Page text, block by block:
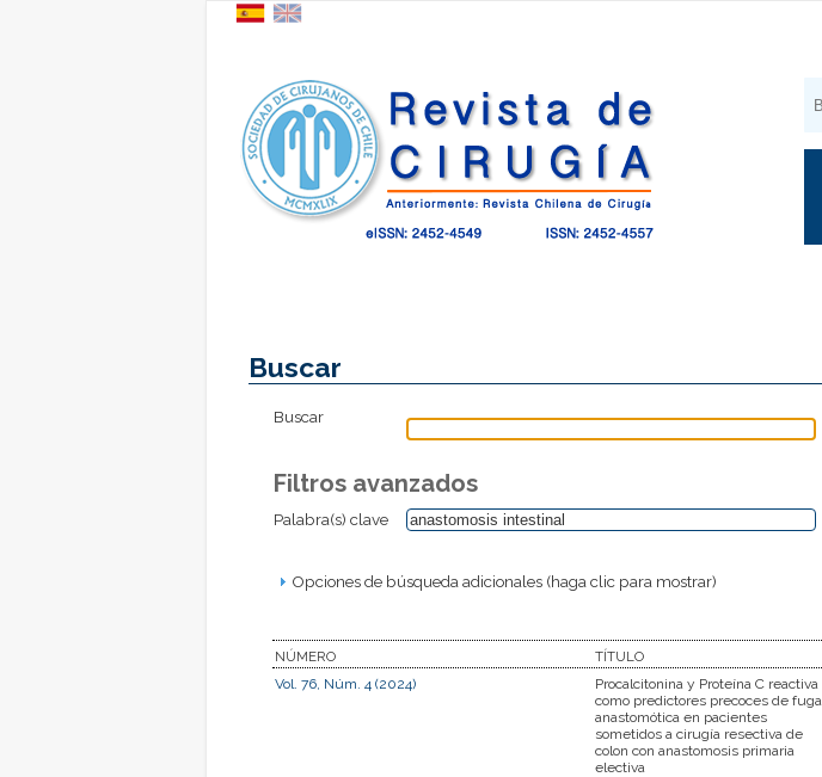
Buscar
Buscar
Filtros avanzados
Palabra(s) clave
Opciones de búsqueda adicionales (haga clic para mostrar)
NÚMERO
TÍTULO
Vol. 76, Núm. 4 (2024)
Procalcitonina y Proteína C reactiva
como predictores precoces de fuga
anastomótica en pacientes
sometidos a cirugía resectiva de
colon con anastomosis primaria
electiva